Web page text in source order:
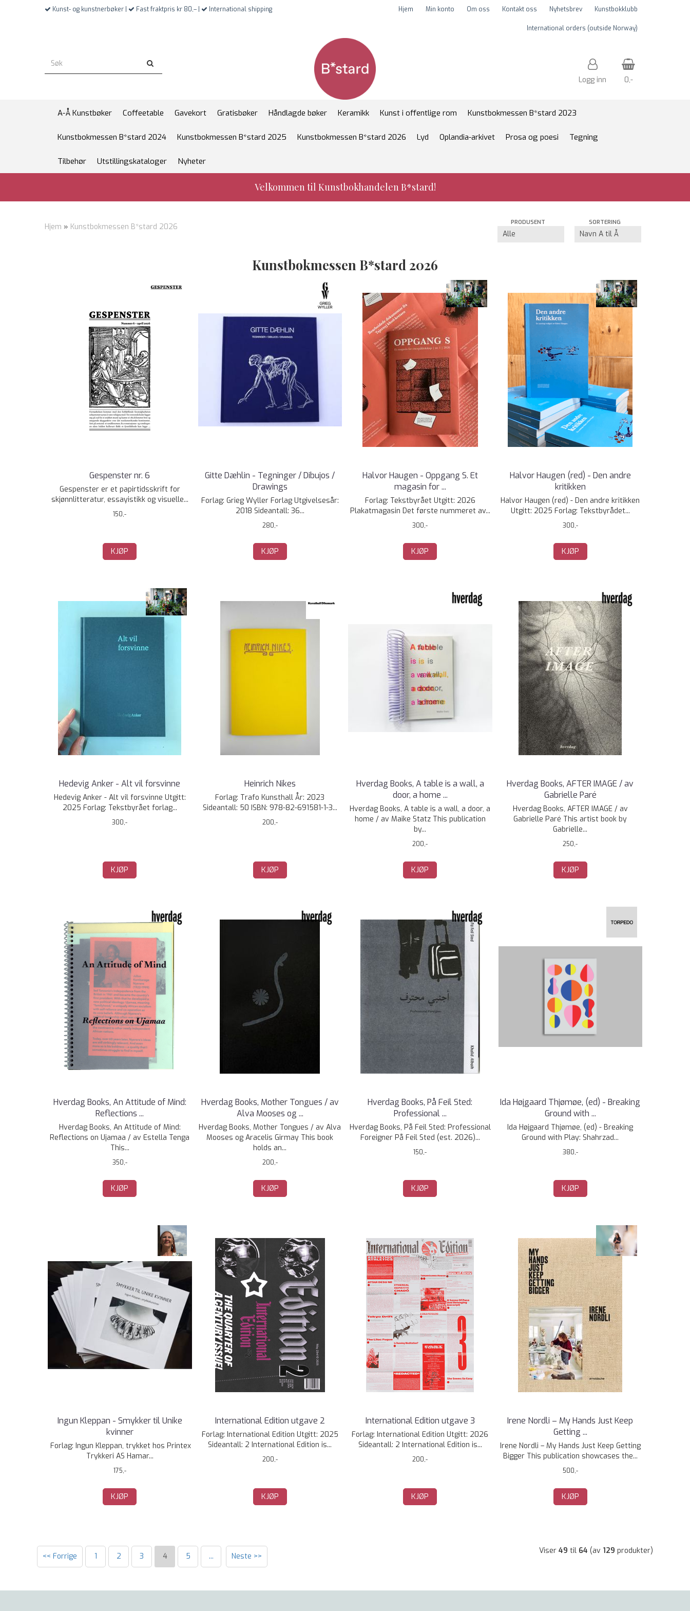
Kunst- og kunstnerbøker | Fast fraktpris kr 80,– | International shipping Hjem Min konto Om oss Kontakt oss Nyhetsbrev Kunstbokklubb
International orders (outside Norway)
Logg inn 0,-
A-Å Kunstbøker Coffeetable Gavekort Gratisbøker Håndlagde bøker Keramikk Kunst i offentlige rom Kunstbokmessen B*stard 2023
Kunstbokmessen B*stard 2024 Kunstbokmessen B*stard 2025 Kunstbokmessen B*stard 2026 Lyd Oplandia-arkivet Prosa og poesi Tegning
Tilbehør Utstillingskataloger Nyheter
Velkommen til Kunstbokhandelen B*stard!
Hjem » Kunstbokmessen B*stard 2026 PRODUSENT SORTERING
Kunstbokmessen B*stard 2026
Gespenster nr. 6
Gespenster er et papirtidsskrift for
skjønnlitteratur, essayistikk og visuelle...
150,-
KJØP
Gitte Dæhlin - Tegninger / Dibujos /
Drawings
Forlag: Grieg Wyller Forlag Utgivelsesår:
2018 Sideantall: 36...
280,-
KJØP
Halvor Haugen - Oppgang S. Et
magasin for ...
Forlag: Tekstbyrået Utgitt: 2026
Plakatmagasin Det første nummeret av...
300,-
KJØP
Halvor Haugen (red) - Den andre
kritikken
Halvor Haugen (red) - Den andre kritikken
Utgitt: 2025 Forlag: Tekstbyrådet...
300,-
KJØP
Hedevig Anker - Alt vil forsvinne
Hedevig Anker - Alt vil forsvinne Utgitt:
2025 Forlag: Tekstbyrået forlag...
300,-
KJØP
Heinrich Nikes
Forlag: Trafo Kunsthall År: 2023
Sideantall: 50 ISBN: 978-82-691581-1-3...
200,-
KJØP
Hverdag Books, A table is a wall, a
door, a home ...
Hverdag Books, A table is a wall, a door, a
home / av Maike Statz This publication
by...
200,-
KJØP
Hverdag Books, AFTER IMAGE / av
Gabrielle Paré
Hverdag Books, AFTER IMAGE / av
Gabrielle Paré This artist book by
Gabrielle...
250,-
KJØP
Hverdag Books, An Attitude of Mind:
Reflections ...
Hverdag Books, An Attitude of Mind:
Reflections on Ujamaa / av Estella Tenga
This...
350,-
KJØP
Hverdag Books, Mother Tongues / av
Alva Mooses og ...
Hverdag Books, Mother Tongues / av Alva
Mooses og Aracelis Girmay This book
holds an...
200,-
KJØP
Hverdag Books, På Feil Sted:
Professional ...
Hverdag Books, På Feil Sted: Professional
Foreigner På Feil Sted (est. 2026)...
150,-
KJØP
Ida Højgaard Thjømøe, (ed) - Breaking
Ground with ...
Ida Højgaard Thjømøe, (ed) - Breaking
Ground with Play: Shahrzad...
380,-
KJØP
Ingun Kleppan - Smykker til Unike
kvinner
Forlag: Ingun Kleppan, trykket hos Printex
Trykkeri AS Hamar...
175,-
KJØP
International Edition utgave 2
Forlag: International Edition Utgitt: 2025
Sideantall: 2 International Edition is...
200,-
KJØP
International Edition utgave 3
Forlag: International Edition Utgitt: 2026
Sideantall: 2 International Edition is...
200,-
KJØP
Irene Nordli – My Hands Just Keep
Getting ...
Irene Nordli – My Hands Just Keep Getting
Bigger This publication showcases the...
500,-
KJØP
<< Forrige 1 2 3 4 5 ... Neste >>
Viser 49 til 64 (av 129 produkter)
Trykk ENTER for å søke